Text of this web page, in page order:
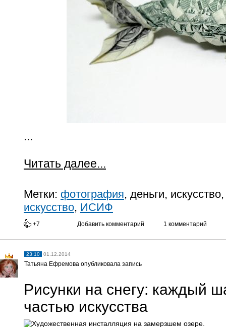
...
Читать далее...
Метки: фотография, деньги,
искусство, ИСИФ
+7 Добавить комментарий 1 комментарий
23:10 01.12.2014
Татьяна Ефремова опубликовала запись
Рисунки на снегу: каждый
частью искусства